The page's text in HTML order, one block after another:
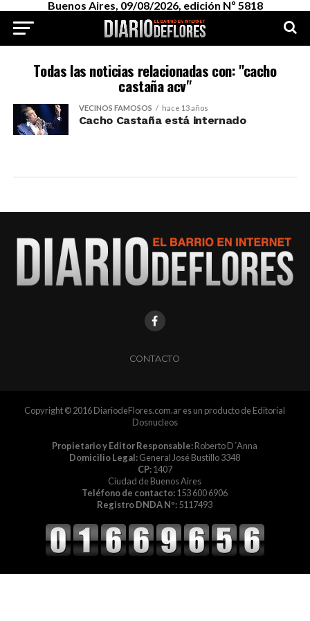
Buenos Aires, 09/08/2026, edición Nº 5818
Todas las noticias relacionadas con: "cacho
castaña acv"
VECINOS FAMOSOS hace 13 años
Cacho Castaña está internado
CONTACTO
Copyright © 2016 DiariodeFlores.com.ar es un producto de Editorial
Dosnucleos
Propietario y Editor Responsable:Roberto D´Anna
Domicilio Legal:General José Bustillo 3348
CP:1407
Ciudad de Buenos Aires
Teléfono de contacto:153 600 6906
Registro DNDA Nº:5117493